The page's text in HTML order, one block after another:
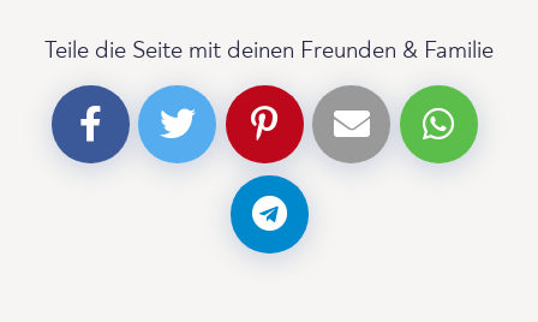
Teile die Seite mit deinen Freunden & Familie